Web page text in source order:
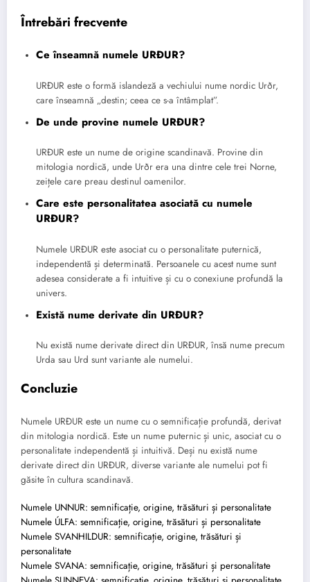
Întrebări frecvente
Ce înseamnă numele URÐUR?
URÐUR este o formă islandeză a vechiului nume nordic Urðr,
care înseamnă „destin; ceea ce s-a întâmplat”.
De unde provine numele URÐUR?
URÐUR este un nume de origine scandinavă. Provine din
mitologia nordică, unde Urðr era una dintre cele trei Norne,
zeițele care preau destinul oamenilor.
Care este personalitatea asociată cu numele
URÐUR?
Numele URÐUR este asociat cu o personalitate puternică,
independentă și determinată. Persoanele cu acest nume sunt
adesea considerate a fi intuitive și cu o conexiune profundă la
univers.
Există nume derivate din URÐUR?
Nu există nume derivate direct din URÐUR, însă nume precum
Urda sau Urd sunt variante ale numelui.
Concluzie
Numele URÐUR este un nume cu o semnificație profundă, derivat
din mitologia nordică. Este un nume puternic și unic, asociat cu o
personalitate independentă și intuitivă. Deși nu există nume
derivate direct din URÐUR, diverse variante ale numelui pot fi
găsite în cultura scandinavă.
Numele UNNUR: semnificație, origine, trăsături și personalitate
Numele ÚLFA: semnificație, origine, trăsături și personalitate
Numele SVANHILDUR: semnificație, origine, trăsături și
personalitate
Numele SVANA: semnificație, origine, trăsături și personalitate